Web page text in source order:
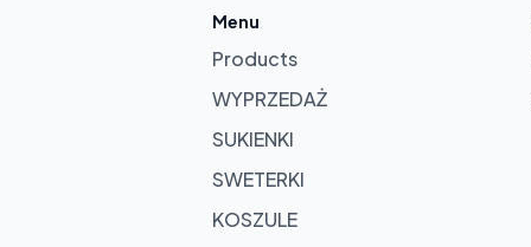
Menu
Products
WYPRZEDAŻ
SUKIENKI
SWETERKI
KOSZULE